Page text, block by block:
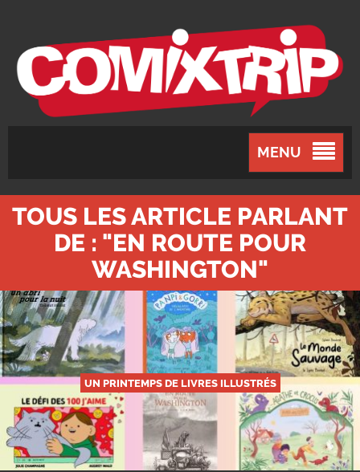
MENU
TOUS LES ARTICLE PARLANT
DE : "EN ROUTE POUR
WASHINGTON"
UN PRINTEMPS DE LIVRES ILLUSTRÉS